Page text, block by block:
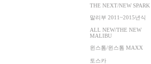
THE NEXT/NEW SPARK
말리부 2011~2015년식
ALL NEW/THE NEW
MALIBU
윈스톰/윈스톰 MAXX
토스카